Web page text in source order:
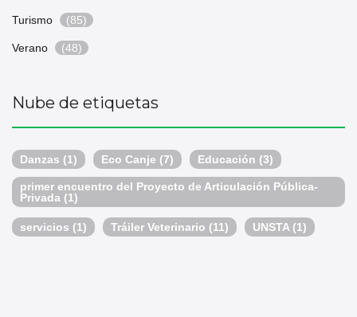
Turismo (85)
Verano (48)
Nube de etiquetas
Danzas (1) Eco Canje (7) Educación (3)
primer encuentro del Proyecto de Articulación Pública-
Privada (1)
servicios (1) Tráiler Veterinario (11) UNSTA (1)